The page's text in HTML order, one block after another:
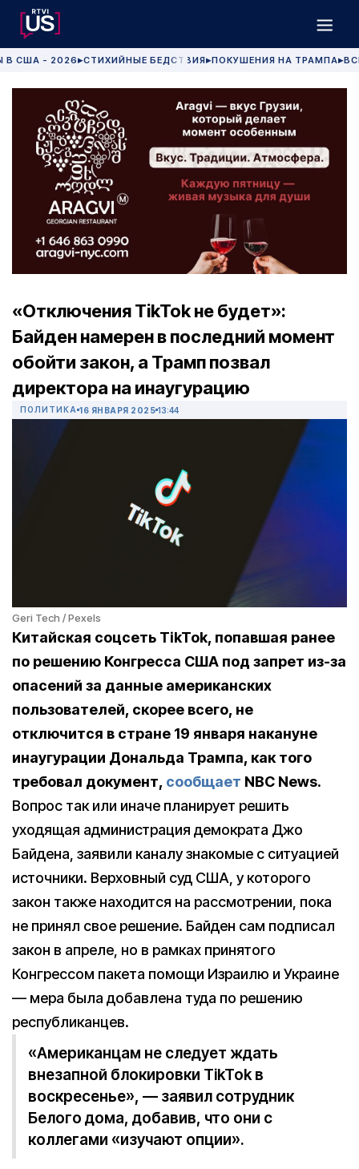
В США - 2026 ▶СТИХИЙНЫЕ БЕДСТВИЯ▶ПОКУШЕНИЯ НА ТРАМПА▶
«Отключения TikTok не будет»:
Байден намерен в последний момент
обойти закон, а Трамп позвал
директора на инаугурацию
ПОЛИТИКА 16 ЯНВАРЯ 2025 13:44
Geri Tech / Pexels
Китайская соцсеть TikTok, попавшая ранее
по решению Конгресса США под запрет из-за
опасений за данные американских
пользователей, скорее всего, не
отключится в стране 19 января накануне
инаугурации Дональда Трампа, как того
требовал документ, сообщает NBC News.
Вопрос так или иначе планирует решить
уходящая администрация демократа Джо
Байдена, заявили каналу знакомые с ситуацией
источники. Верховный суд США, у которого
закон также находится на рассмотрении, пока
не принял свое решение. Байден сам подписал
закон в апреле, но в рамках принятого
Конгрессом пакета помощи Израилю и Украине
— мера была добавлена туда по решению
республиканцев.
«Американцам не следует ждать
внезапной блокировки TikTok в
воскресенье», — заявил сотрудник
Белого дома, добавив, что они с
коллегами «изучают опции».